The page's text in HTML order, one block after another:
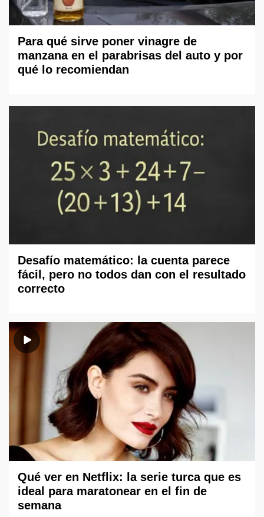
Para qué sirve poner vinagre de
manzana en el parabrisas del auto y por
qué lo recomiendan
Desafío matemático: la cuenta parece
fácil, pero no todos dan con el resultado
correcto
Qué ver en Netflix: la serie turca que es
ideal para maratonear en el fin de
semana